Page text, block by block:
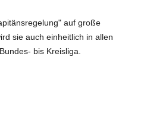
auf große
sie auch einheitlich in allen
bis Kreisliga.